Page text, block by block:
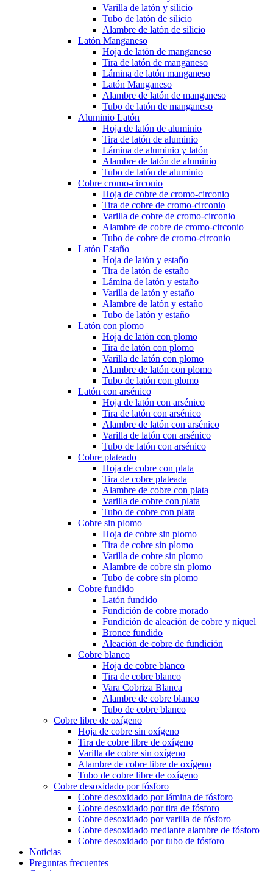
Varilla de latón y silicio
Tubo de latón de silicio
Alambre de latón de silicio
Latón Manganeso
Hoja de latón de manganeso
Tira de latón de manganeso
Lámina de latón manganeso
Latón Manganeso
Alambre de latón de manganeso
Tubo de latón de manganeso
Aluminio Latón
Hoja de latón de aluminio
Tira de latón de aluminio
Lámina de aluminio y latón
Alambre de latón de aluminio
Tubo de latón de aluminio
Cobre cromo-circonio
Hoja de cobre de cromo-circonio
Tira de cobre de cromo-circonio
Varilla de cobre de cromo-circonio
Alambre de cobre de cromo-circonio
Tubo de cobre de cromo-circonio
Latón Estaño
Hoja de latón y estaño
Tira de latón de estaño
Lámina de latón y estaño
Varilla de latón y estaño
Alambre de latón y estaño
Tubo de latón y estaño
Latón con plomo
Hoja de latón con plomo
Tira de latón con plomo
Varilla de latón con plomo
Alambre de latón con plomo
Tubo de latón con plomo
Latón con arsénico
Hoja de latón con arsénico
Tira de latón con arsénico
Alambre de latón con arsénico
Varilla de latón con arsénico
Tubo de latón con arsénico
Cobre plateado
Hoja de cobre con plata
Tira de cobre plateada
Alambre de cobre con plata
Varilla de cobre con plata
Tubo de cobre con plata
Cobre sin plomo
Hoja de cobre sin plomo
Tira de cobre sin plomo
Varilla de cobre sin plomo
Alambre de cobre sin plomo
Tubo de cobre sin plomo
Cobre fundido
Latón fundido
Fundición de cobre morado
Fundición de aleación de cobre y níquel
Bronce fundido
Aleación de cobre de fundición
Cobre blanco
Hoja de cobre blanco
Tira de cobre blanco
Vara Cobriza Blanca
Alambre de cobre blanco
Tubo de cobre blanco
Cobre libre de oxígeno
Hoja de cobre sin oxígeno
Tira de cobre libre de oxígeno
Varilla de cobre sin oxígeno
Alambre de cobre libre de oxígeno
Tubo de cobre libre de oxígeno
Cobre desoxidado por fósforo
Cobre desoxidado por lámina de fósforo
Cobre desoxidado por tira de fósforo
Cobre desoxidado por varilla de fósforo
Cobre desoxidado mediante alambre de fósforo
Cobre desoxidado por tubo de fósforo
Noticias
Preguntas frecuentes